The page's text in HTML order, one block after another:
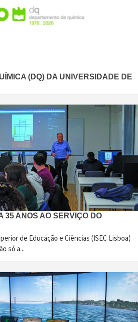
(DQ) DA UNIVERSIDADE DE
35 ANOS AO SERVIÇO DO
de Educação e Ciências (ISEC Lisboa)
só a...